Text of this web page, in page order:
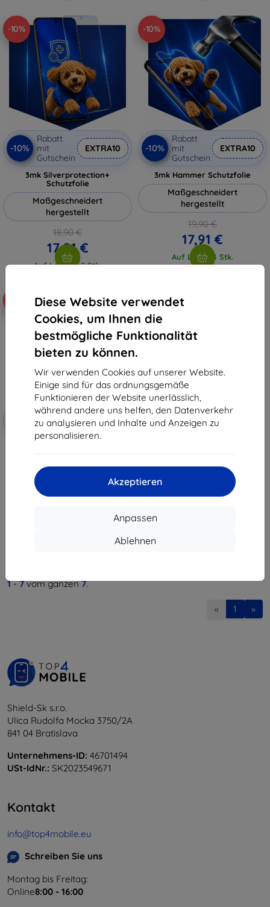
Diese Website verwendet
Cookies, um Ihnen die
bestmögliche Funktionalität
bieten zu können.
Wir verwenden Cookies auf unserer Website.
Einige sind für das ordnungsgemäße
Funktionieren der Website unerlässlich,
während andere uns helfen, den Datenverkehr
zu analysieren und Inhalte und Anzeigen zu
personalisieren.
Akzeptieren
Anpassen
Ablehnen
-10%
-10%
Rabatt
mit
Gutschein
EXTRA10
3mk Silverprotection+
Schutzfolie
Maßgeschneidert
hergestellt
18,90 €
17,01 €
Auf Lager > 5 Stk.
-10%
-10%
Rabatt
mit
Gutschein
EXTRA10
3mk Hammer Schutzfolie
Maßgeschneidert
hergestellt
19,90 €
17,91 €
Auf Lager 4 Stk.
Rabatt
mit
Gutschein
EXTRA10
1-7vom ganzen7.
« 1 »
Shield-Sk s.r.o.
Ulica Rudolfa Mocka 3750/2A
841 04 Bratislava
Unternehmens-ID: 46701494
USt-IdNr.: SK2023549671
Kontakt
info@top4mobile.eu
Schreiben Sie uns
Montag bis Freitag:
Online8:00 - 16:00